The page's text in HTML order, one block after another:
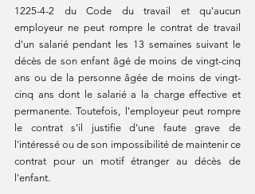
1225-4-2 du Code du travail et qu'aucun
employeur ne peut rompre le contrat de travail
d'un salarié pendant les 13 semaines suivant le
décès de son enfant âgé de moins de vingt-cinq
ans ou de la personne âgée de moins de vingt-
cinq ans dont le salarié a la charge effective et
permanente. Toutefois, l'employeur peut rompre
le contrat s'il justifie d'une faute grave de
l'intéressé ou de son impossibilité de maintenir ce
contrat pour un motif étranger au décès de
l'enfant.